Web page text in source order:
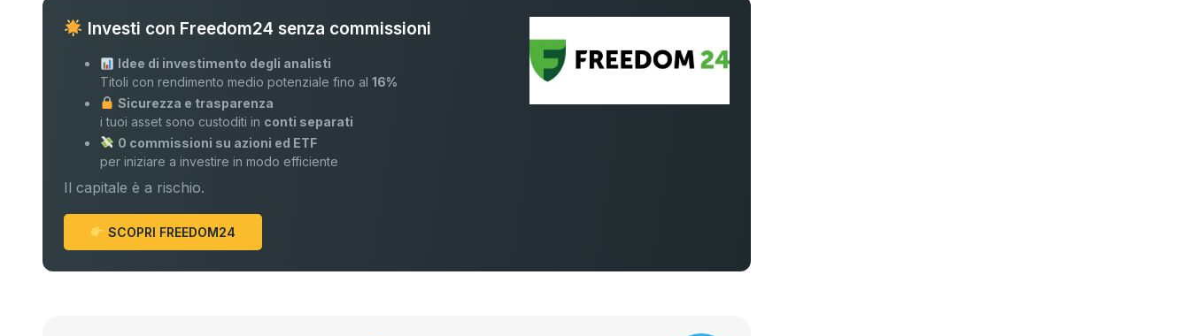
Investi con Freedom24 senza commissioni
Idee di investimento degli analisti
Titoli con rendimento medio potenziale fino al16%
Sicurezza e trasparenza
i tuoi asset sono custoditi in conti separati
0 commissioni su azioni ed ETF
per iniziare a investire in modo efficiente
Il capitale è a rischio.
SCOPRI FREEDOM24